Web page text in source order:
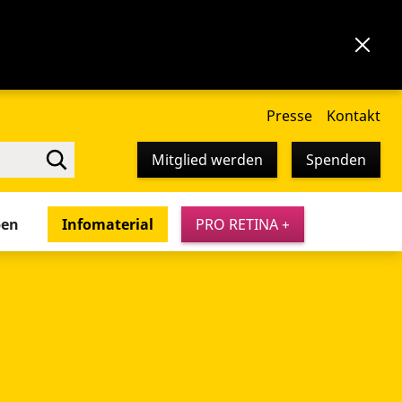
Presse Kontakt
Mitglied werden Spenden
Infomaterial PRO RETINA +